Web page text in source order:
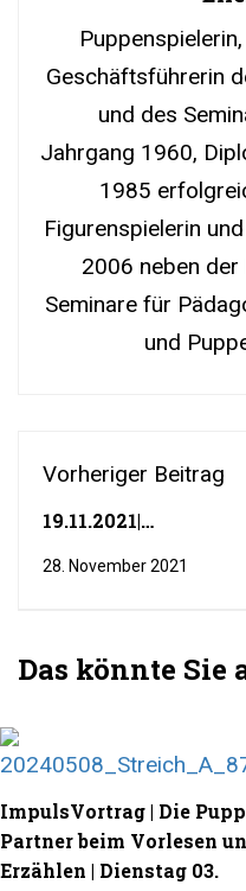
Geschäftsführerin
und des
Jahrgang 1960,
1985
Figurenspielerin
2006 neben der
Seminare für
und
Vorheriger Beitrag
19.11.2021|
Haus für den Kater
28. November 2021
Das könnte Sie
ImpulsVortrag | Die
Partner beim Vorlesen
Erzählen | Dienstag 03.